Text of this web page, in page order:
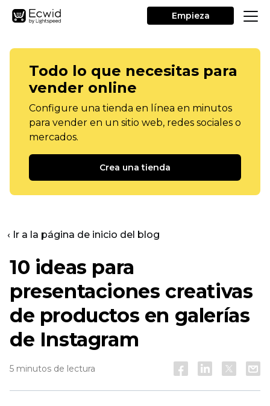
Empieza
Todo lo que necesitas para
vender online
Configure una tienda en línea en minutos
para vender en un sitio web, redes sociales o
mercados.
Crea una tienda
‹ Ir a la página de inicio del blog
10 ideas para
presentaciones creativas
de productos en galerías
de Instagram
5 minutos de lectura